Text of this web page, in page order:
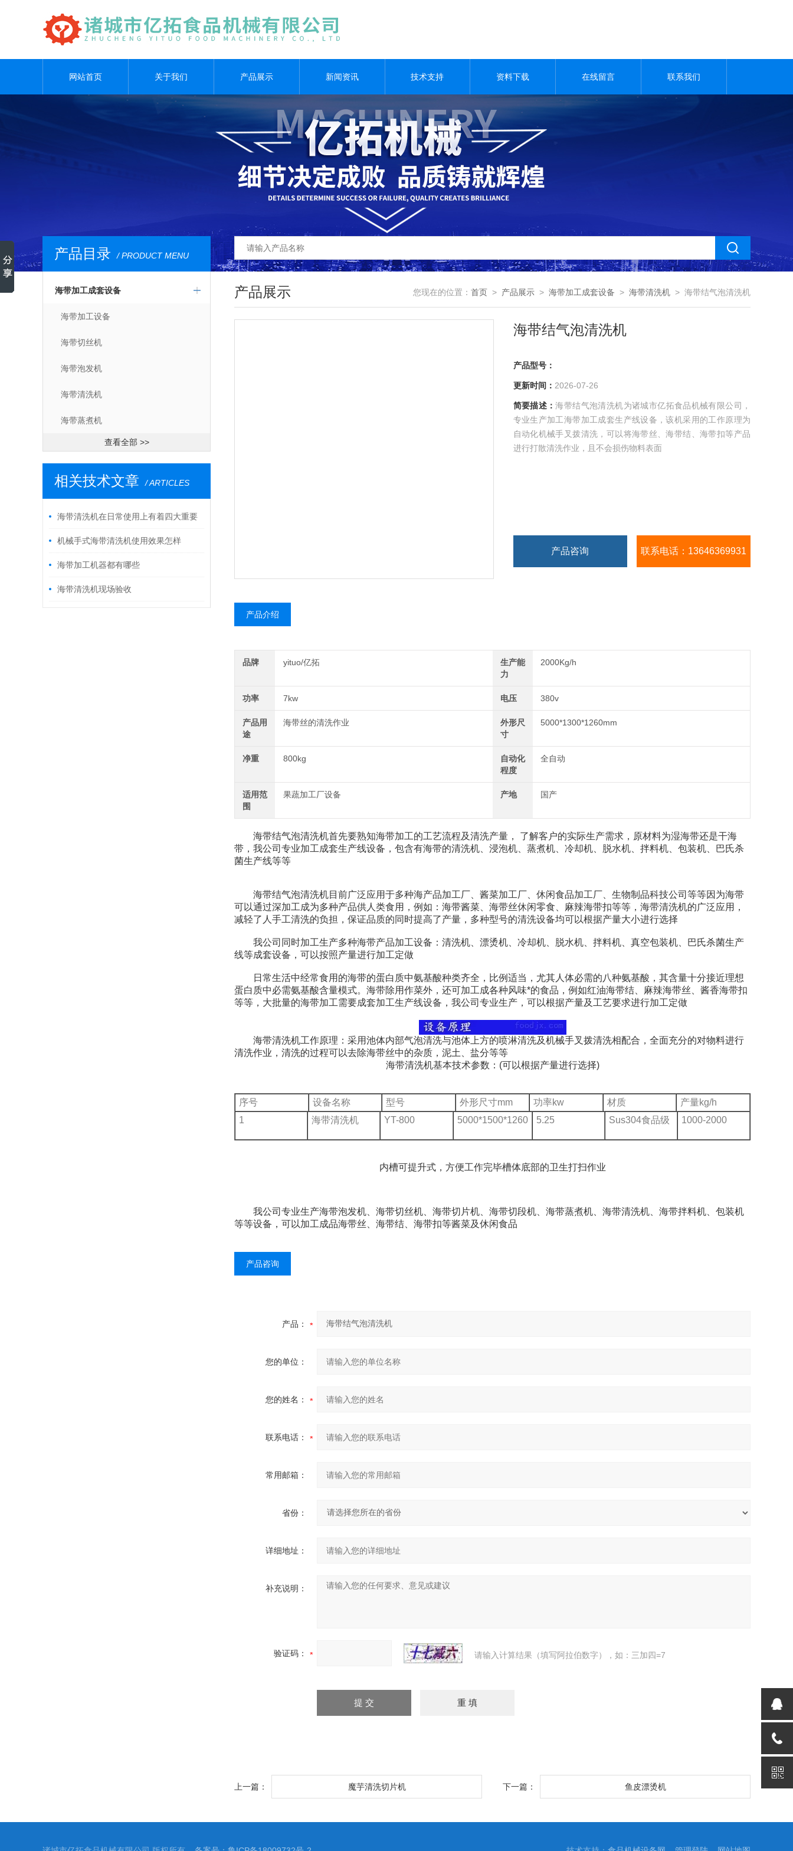
网站首页 关于我们 产品展示 新闻资讯 技术支持 资料下载 在线留言 联系我们
产品目录 / PRODUCT MENU
海带加工成套设备
海带加工设备
海带切丝机
海带泡发机
海带清洗机
海带蒸煮机
查看全部 >>
相关技术文章 / ARTICLES
海带清洗机在日常使用上有着四大重要
特点机械手式海带清洗机使用效果怎样
海带加工机器都有哪些
海带清洗机现场验收
产品展示 您现在的位置： 首页 > 产品展示 > 海带加工成套设备 > 海带清洗机 > 海带结气泡清洗机
海带结气泡清洗机
产品型号：
更新时间： 2026-07-26
简要描述：海带结气泡清洗机为诸城市亿拓食品机械有限公司，
专业生产加工海带加工成套生产线设备，该机采用的工作原理为
自动化机械手叉拨清洗，可以将海带丝、海带结、海带扣等产品
进行打散清洗作业，且不会损伤物料表面
产品咨询 联系电话：13646369931
产品介绍
品牌 yituo/亿拓
生产能
力
2000Kg/h
功率 7kw 电压 380v
产品用
途
海带丝的清洗作业
外形尺
寸
5000*1300*1260mm
净重 800kg
自动化
程度
全自动
适用范
围
果蔬加工厂设备 产地 国产
海带结气泡清洗机首先要熟知海带加工的工艺流程及清洗产量， 了解客户的实际生产需求，原材料为湿海带还是干海
带，我公司专业加工成套生产线设备，包含有海带的清洗机、浸泡机、蒸煮机、冷却机、脱水机、拌料机、包装机、巴氏杀
菌生产线等等
海带结气泡清洗机目前广泛应用于多种海产品加工厂、酱菜加工厂、休闲食品加工厂、生物制品科技公司等等因为海带
可以通过深加工成为多种产品供人类食用，例如：海带酱菜、海带丝休闲零食、麻辣海带扣等等，海带清洗机的广泛应用，
减轻了人手工清洗的负担，保证品质的同时提高了产量，多种型号的清洗设备均可以根据产量大小进行选择
我公司同时加工生产多种海带产品加工设备：清洗机、漂烫机、冷却机、脱水机、拌料机、真空包装机、巴氏杀菌生产
线等成套设备，可以按照产量进行加工定做
日常生活中经常食用的海带的蛋白质中氨基酸种类齐全，比例适当，尤其人体必需的八种氨基酸，其含量十分接近理想
蛋白质中必需氨基酸含量模式。海带除用作菜外，还可加工成各种风味*的食品，例如红油海带结、麻辣海带丝、酱香海带扣
等等，大批量的海带加工需要成套加工生产线设备，我公司专业生产，可以根据产量及工艺要求进行加工定做
海带清洗机工作原理：采用池体内部气泡清洗与池体上方的喷淋清洗及机械手叉拨清洗相配合，全面充分的对物料进行
清洗作业，清洗的过程可以去除海带丝中的杂质，泥土、盐分等等
海带清洗机基本技术参数：(可以根据产量进行选择)
序号 设备名称 型号 外形尺寸mm 功率kw 材质
产量kg/h
1
海带清洗机 YT-800 5000*1500*1260 5.25 Sus304食品级 1000-2000
内槽可提升式，方便工作完毕槽体底部的卫生打扫作业
我公司专业生产海带泡发机、海带切丝机、海带切片机、海带切段机、海带蒸煮机、海带清洗机、海带拌料机、包装机
等等设备，可以加工成品海带丝、海带结、海带扣等酱菜及休闲食品
产品咨询
产品：
您的单位：
您的姓名：
联系电话：
常用邮箱：
省份：
详细地址：
补充说明：
验证码： 请输入计算结果（填写阿拉伯数字），如：三加四=7
上一篇： 魔芋清洗切片机 下一篇： 鱼皮漂烫机